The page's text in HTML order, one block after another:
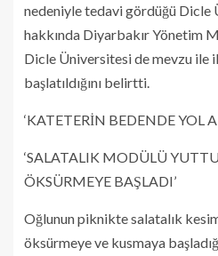
nedeniyle tedavi gördüğü Dicle
hakkında Diyarbakır Yönetim
Dicle Üniversitesi de mevzu ile
başlatıldığını belirtti.
‘KATETERİN BEDENDE YOL
‘SALATALIK MODÜLÜ
ÖKSÜRMEYE BAŞLADI’
Oğlunun piknikte salatalık
öksürmeye ve kusmaya